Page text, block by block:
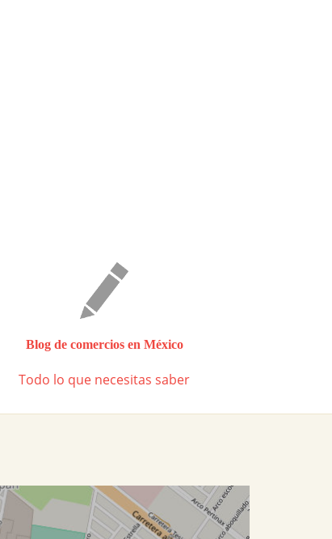
Blog de comercios en México
Todo lo que necesitas saber